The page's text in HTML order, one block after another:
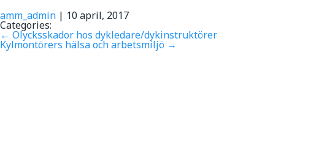
amm_admin | 10 april, 2017
Categories:
← Olycksskador hos dykledare/dykinstruktörer
Kylmontörers hälsa och arbetsmiljö →